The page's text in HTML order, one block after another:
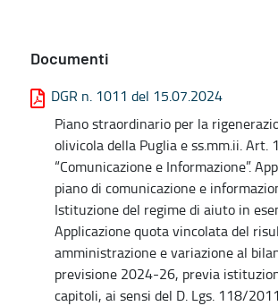
Documenti
DGR n. 1011 del 15.07.2024
Piano straordinario per la
olivicola della Puglia e ss.mm.ii. Art.
“Comunicazione e Informazione”.
piano di comunicazione e
Istituzione del regime di aiuto in
Applicazione quota vincolata del
amministrazione e variazione al
previsione 2024-26, previa
capitoli, ai sensi del D. Lgs. 118/